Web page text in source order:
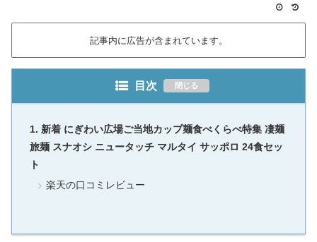
記事内に広告が含まれています。
目次
新着 にぎわい広場ご当地カップ麺食べくらべ特集 凄麺
旅麺 スナオシ ニュータッチ マルタイ サッポロ 24食セッ
ト
楽天の口コミレビュー